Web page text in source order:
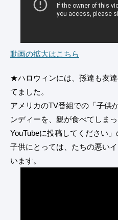
動画の拡大はこちら
★ハロウィンには、孫達も友
てました。
アメリカのTV番組での「子供
ンディーを、親が食べてしま
YouTubeに投稿してください」
子供にとっては、たちの悪い
います。